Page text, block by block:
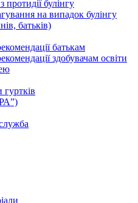
протидії булінгу
на випадок булінгу
батьків)
батькам
здобувачам освіти
гуртків